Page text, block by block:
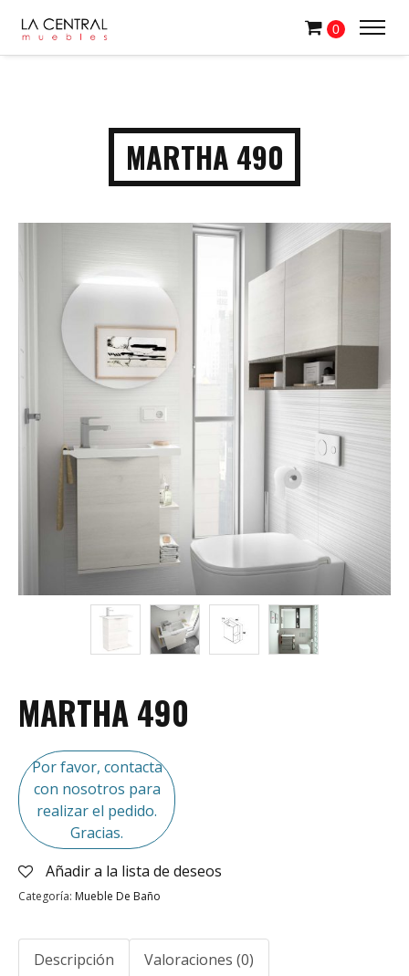
0
MARTHA 490
MARTHA 490
Por favor, contacta
con nosotros para
realizar el pedido.
Gracias.
Añadir a la lista de deseos
Categoría: Mueble De Baño
Descripción Valoraciones (0)